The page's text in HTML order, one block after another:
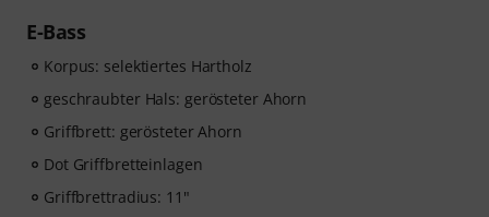
E-Bass
Korpus: selektiertes Hartholz
geschraubter Hals: gerösteter Ahorn
Griffbrett: gerösteter Ahorn
Dot Griffbretteinlagen
Griffbrettradius: 11"